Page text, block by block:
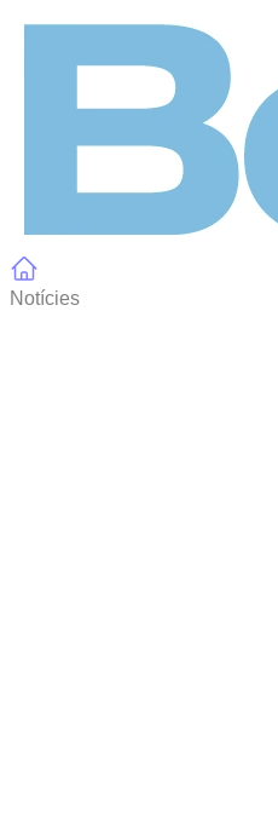
Notícies